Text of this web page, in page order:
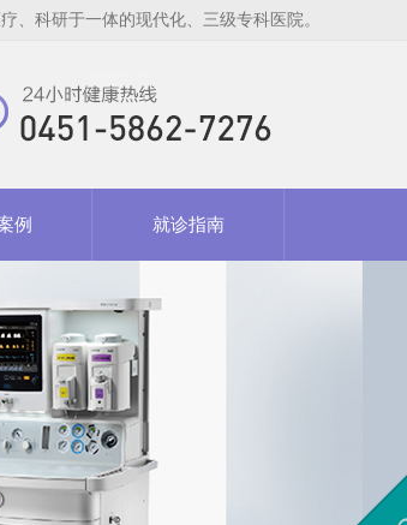
、科研于一体的现代化、三级专科医院。
例 就诊指南